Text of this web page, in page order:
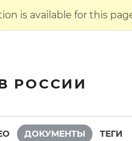
is available for this
РОССИИ
ДОКУМЕНТЫ ТЕГИ